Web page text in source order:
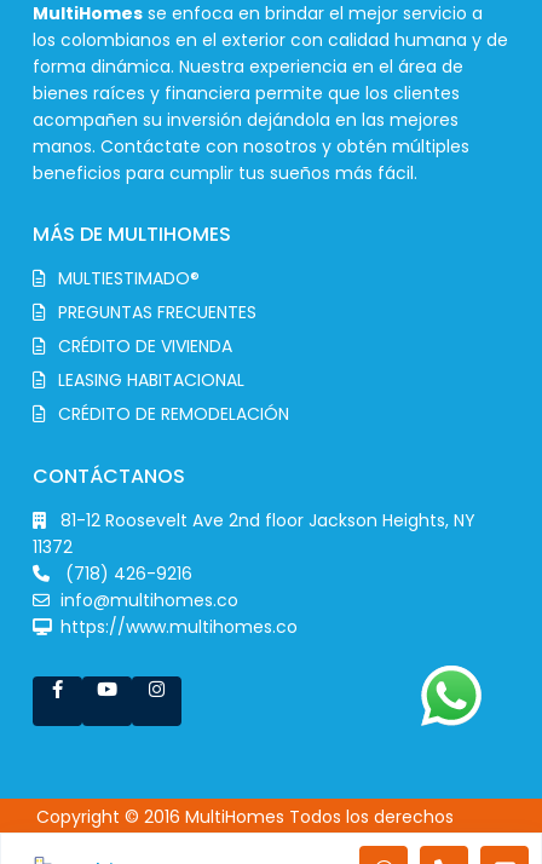
MultiHomes se enfoca en brindar el mejor servicio a
los colombianos en el exterior con calidad humana y de
forma dinámica. Nuestra experiencia en el área de
bienes raíces y financiera permite que los clientes
acompañen su inversión dejándola en las mejores
manos. Contáctate con nosotros y obtén múltiples
beneficios para cumplir tus sueños más fácil.
MÁS DE MULTIHOMES
MULTIESTIMADO®
PREGUNTAS FRECUENTES
CRÉDITO DE VIVIENDA
LEASING HABITACIONAL
CRÉDITO DE REMODELACIÓN
CONTÁCTANOS
81-12 Roosevelt Ave 2nd floor Jackson Heights, NY
11372
(718) 426-9216
info@multihomes.co
https://www.multihomes.co
Copyright © 2016 MultiHomes Todos los derechos
reservados New York - USA